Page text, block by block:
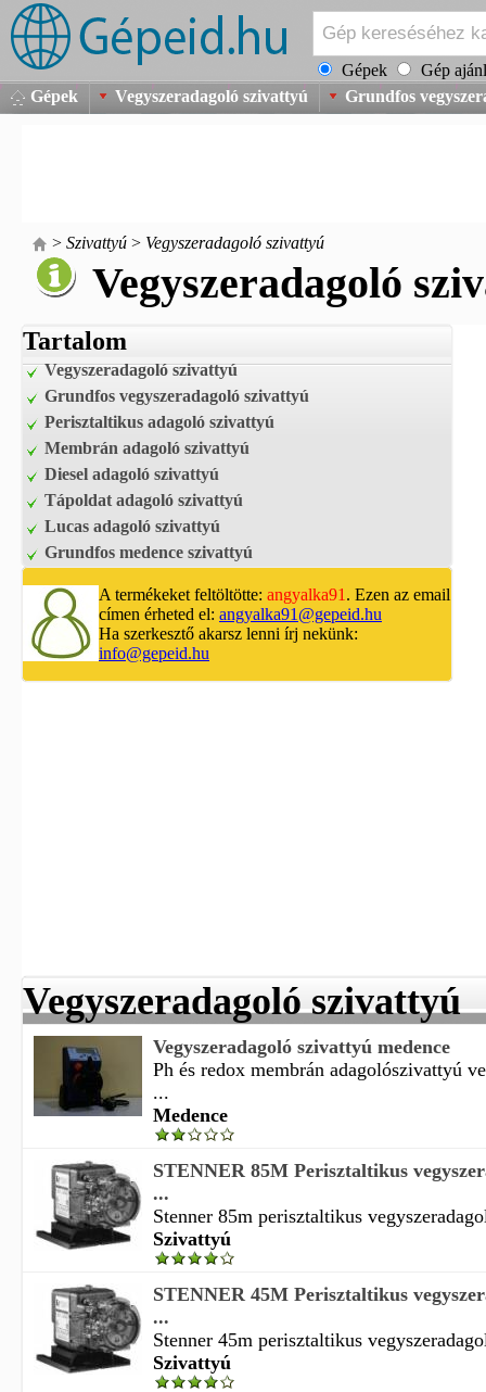
Gépek
Gép
Gépek
Vegyszeradagoló szivattyú Grundfos
> Szivattyú > Vegyszeradagoló szivattyú
Vegyszeradagoló
Tartalom
Vegyszeradagoló szivattyú
Grundfos vegyszeradagoló szivattyú
Perisztaltikus adagoló szivattyú
Membrán adagoló szivattyú
Diesel adagoló szivattyú
Tápoldat adagoló szivattyú
Lucas adagoló szivattyú
Grundfos medence szivattyú
A termékeket feltöltötte: angyalka91 . Ezen az email
címen érheted el: angyalka91@gepeid.hu
Ha szerkesztő akarsz lenni írj nekünk:
info@gepeid.hu
Vegyszeradagoló szivattyú
Vegyszeradagoló szivattyú medence
Ph és redox membrán adagolószivattyú
...
Medence
STENNER 85M Perisztaltikus
...
Stenner 85m perisztaltikus
Szivattyú
STENNER 45M Perisztaltikus
...
Stenner 45m perisztaltikus
Szivattyú